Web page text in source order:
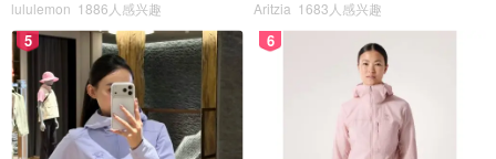
lululemon 1886人感兴趣 Aritzia 1683人感兴趣
5 6